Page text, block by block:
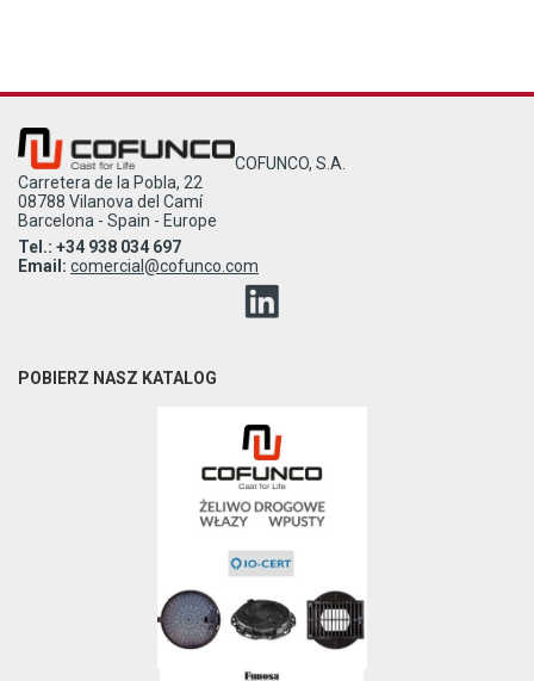
COFUNCO, S.A.
Carretera de la Pobla, 22
08788 Vilanova del Camí
Barcelona - Spain - Europe
Tel.: +34 938 034 697
Email: comercial@cofunco.com
POBIERZ NASZ KATALOG